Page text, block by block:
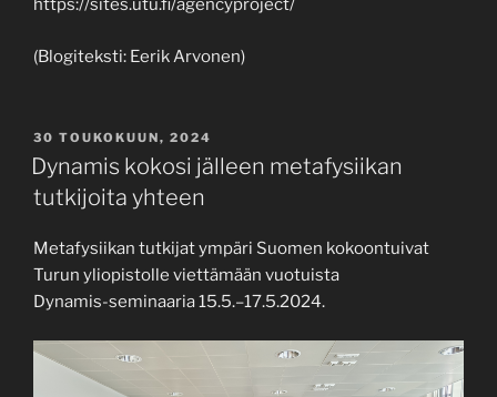
https://sites.utu.fi/agencyproject/
(Blogiteksti: Eerik Arvonen)
JULKAISTU
30 TOUKOKUUN, 2024
Dynamis kokosi jälleen metafysiikan
tutkijoita yhteen
Metafysiikan tutkijat ympäri Suomen kokoontuivat
Turun yliopistolle viettämään vuotuista
Dynamis-seminaaria 15.5.–17.5.2024.